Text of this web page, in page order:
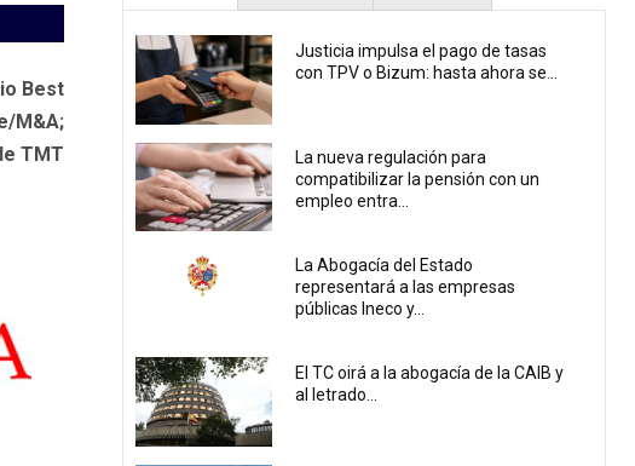
Best
M&A;
TMT
Justicia impulsa el pago de tasas
con TPV o Bizum: hasta ahora se...
La nueva regulación para
compatibilizar la pensión con un
empleo entra...
La Abogacía del Estado
representará a las empresas
públicas Ineco y...
El TC oirá a la abogacía de la CAIB y
al letrado...